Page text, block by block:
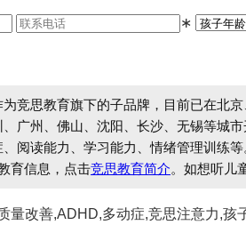
∗
竞思教育旗下的子品牌，目前已在北
广州、佛山、沈阳、长沙、无锡等城
阅读能力、学习能力、情绪管理训练
育信息，点击竞思教育简介。如想听儿
量改善,ADHD,多动症,竞思注意力,孩